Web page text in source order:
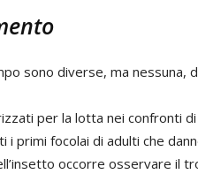
sono diverse, ma nessuna,
per la lotta nei confronti
i primi focolai di adulti che
occorre osservare il